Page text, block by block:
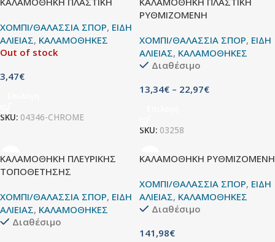
ΧΟΜΠΙ/ΘΑΛΑΣΣΙΑ ΣΠΟΡ, ΕΙΔΗ
ΑΛΙΕΙΑΣ, ΚΑΛΑΜΟΘΗΚΕΣ
Out of stock
3,47€
SKU: 04346-CHROME
ΡΥΘΜΙΖΟΜΕΝΗ
ΧΟΜΠΙ/ΘΑΛΑΣΣΙΑ ΣΠΟΡ, ΕΙΔΗ
ΑΛΙΕΙΑΣ, ΚΑΛΑΜΟΘΗΚΕΣ
Διαθέσιμο
13,34€ – 22,97€
SKU: 03258
ΚΑΛΑΜΟΘΗΚΗ ΠΛΕΥΡΙΚΗΣ
ΤΟΠΟΘΕΤΗΣΗΣ
ΧΟΜΠΙ/ΘΑΛΑΣΣΙΑ ΣΠΟΡ, ΕΙΔΗ
ΑΛΙΕΙΑΣ, ΚΑΛΑΜΟΘΗΚΕΣ
Διαθέσιμο
ΚΑΛΑΜΟΘΗΚΗ ΡΥΘΜΙΖΟΜΕΝΗ
ΧΟΜΠΙ/ΘΑΛΑΣΣΙΑ ΣΠΟΡ, ΕΙΔΗ
ΑΛΙΕΙΑΣ, ΚΑΛΑΜΟΘΗΚΕΣ
Διαθέσιμο
141,98€